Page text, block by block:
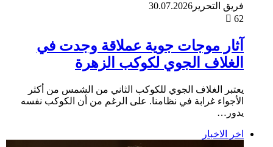
فريق التحرير 30.07.2026
62
آثار موجات جوية عملاقة وجدت في
الغلاف الجوي لكوكب الزهرة
يعتبر الغلاف الجوي للكوكب الثاني من الشمس من أكثر
الأجواء غرابة في نظامنا. على الرغم من أن الكوكب نفسه
يدور…
اخر الاخبار